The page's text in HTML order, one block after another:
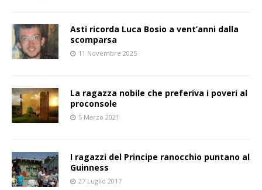
Asti ricorda Luca Bosio a vent’anni dalla
scomparsa
11 Novembre 2025
La ragazza nobile che preferiva i poveri al
proconsole
5 Marzo 2021
I ragazzi del Principe ranocchio puntano al
Guinness
27 Luglio 2017